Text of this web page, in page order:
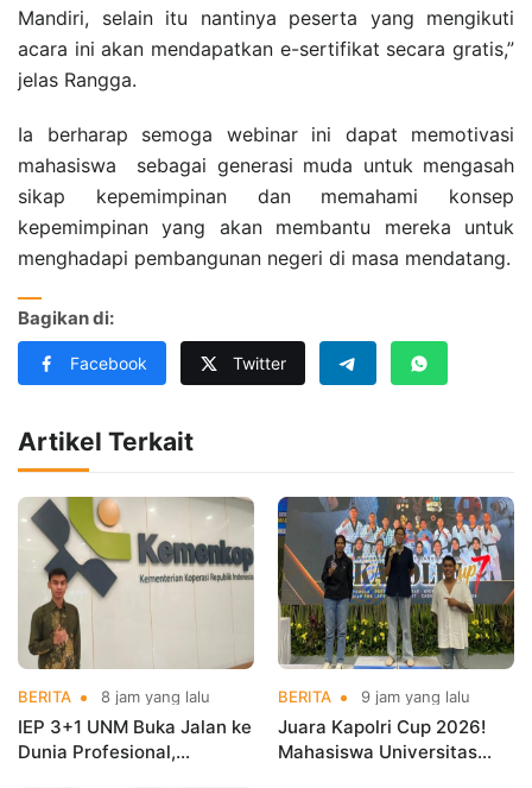
Mandiri, selain itu nantinya peserta yang mengikuti
acara ini akan mendapatkan e-sertifikat secara gratis,”
jelas Rangga.
Ia berharap semoga webinar ini dapat memotivasi
mahasiswa sebagai generasi muda untuk mengasah
sikap kepemimpinan dan memahami konsep
kepemimpinan yang akan membantu mereka untuk
menghadapi pembangunan negeri di masa mendatang.
Bagikan di:
Facebook Twitter
Artikel Terkait
BERITA 8 jam yang lalu
IEP 3+1 UNM Buka Jalan ke
Dunia Profesional,
BERITA 9 jam yang lalu
Juara Kapolri Cup 2026!
Mahasiswa Universitas